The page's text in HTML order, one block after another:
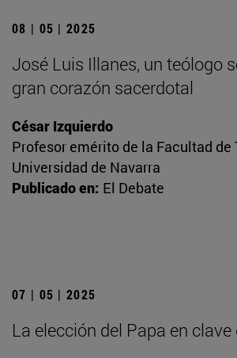
08 | 05 | 2025
José Luis Illanes, un teólogo
gran corazón sacerdotal
César Izquierdo
Profesor emérito de la Facultad de
Universidad de Navarra
Publicado en: El Debate
07 | 05 | 2025
La elección del Papa en